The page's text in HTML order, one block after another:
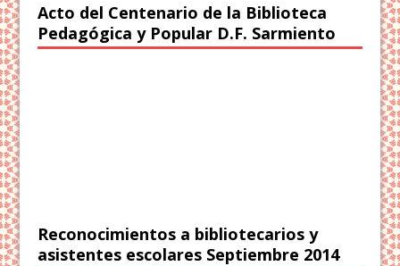
Acto del Centenario de la Biblioteca
Pedagógica y Popular D.F. Sarmiento
Reconocimientos a bibliotecarios y
asistentes escolares Septiembre 2014